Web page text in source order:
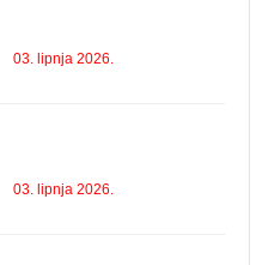
03. lipnja 2026.
03. lipnja 2026.